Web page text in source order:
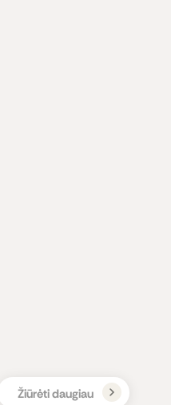
Žiūrėti daugiau